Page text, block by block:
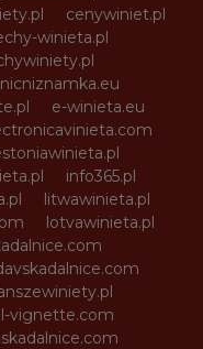
cenywiniet.pl
winieta.pl
e-winieta.eu
info365.pl
litwawinieta.pl
lotvawinieta.pl
vignette.com